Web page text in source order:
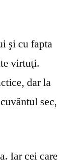
şi cu fapta
virtuţi.
dar la
sec,
Iar cei care